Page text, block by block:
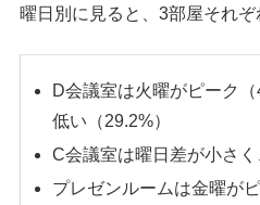
曜日別に見ると、3部屋それぞ
D会議室は火曜がピーク
低い（29.2%）
C会議室は曜日差が小さ
プレゼンルームは金曜が